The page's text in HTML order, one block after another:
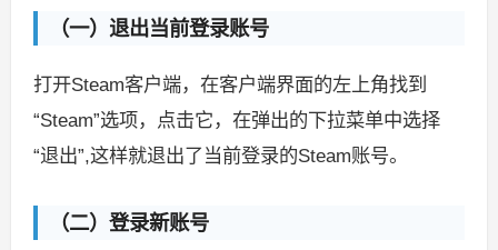
（一）退出当前登录账号
打开Steam客户端，在客户端界面的左上角找到
“Steam”选项，点击它，在弹出的下拉菜单中选择
“退出”,这样就退出了当前登录的Steam账号。
（二）登录新账号